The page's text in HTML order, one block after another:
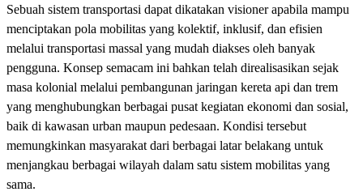
Sebuah sistem transportasi dapat dikatakan visioner apabila mampu
menciptakan pola mobilitas yang kolektif, inklusif, dan efisien
melalui transportasi massal yang mudah diakses oleh banyak
pengguna. Konsep semacam ini bahkan telah direalisasikan sejak
masa kolonial melalui pembangunan jaringan kereta api dan trem
yang menghubungkan berbagai pusat kegiatan ekonomi dan sosial,
baik di kawasan urban maupun pedesaan. Kondisi tersebut
memungkinkan masyarakat dari berbagai latar belakang untuk
menjangkau berbagai wilayah dalam satu sistem mobilitas yang
sama.